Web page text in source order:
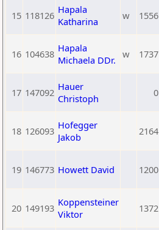
15 118126 Hapala
Katharina
w 1556
16 104638 Hapala
Michaela DDr. w 1737
17 147092 Hauer
Christoph
0
18 126093 Hofegger
Jakob
2164
19 146773 Howett David 1200
20 149193 Koppensteiner
Viktor
1372